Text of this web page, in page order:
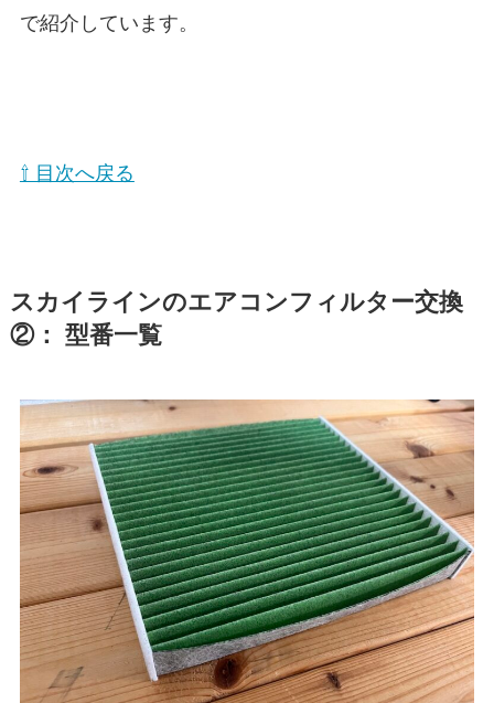
で紹介しています。
⇧ 目次へ戻る
スカイラインのエアコンフィルター交換
②： 型番一覧